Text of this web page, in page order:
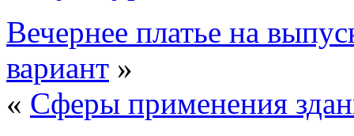
Вечернее платье на
вариант »
« Сферы применения